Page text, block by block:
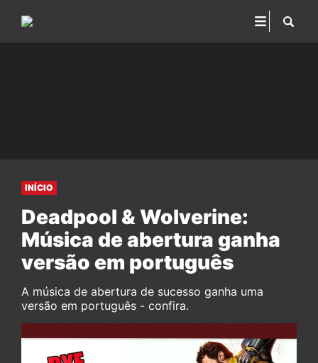
INÍCIO
Deadpool & Wolverine:
Música de abertura ganha
versão em português
A música de abertura de sucesso ganha uma
versão em português - confira.